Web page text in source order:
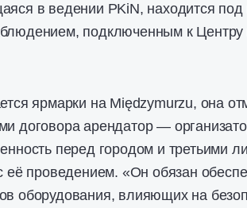
в ведении PKiN, находится под
подключенным к Центру
ярмарки на Międzymurzu, она
договора арендатор —
перед городом и третьими
её проведением. «Он обязан
оборудования, влияющих на